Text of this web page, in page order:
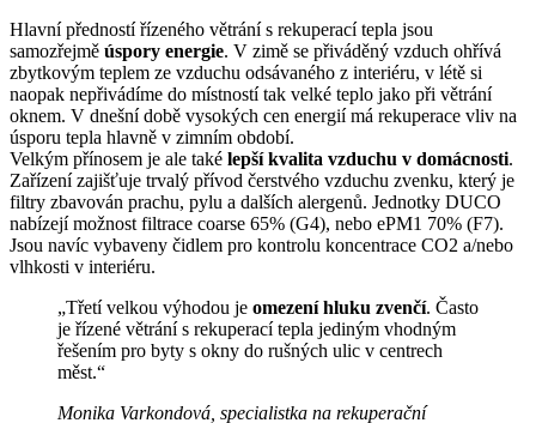
Hlavní předností řízeného větrání s rekuperací tepla jsou
samozřejmě úspory energie. V zimě se přiváděný vzduch ohřívá
zbytkovým teplem ze vzduchu odsávaného z interiéru, v létě si
naopak nepřivádíme do místností tak velké teplo jako při větrání
oknem. V dnešní době vysokých cen energií má rekuperace vliv na
úsporu tepla hlavně v zimním období.
Velkým přínosem je ale také lepší kvalita vzduchu v domácnosti.
Zařízení zajišťuje trvalý přívod čerstvého vzduchu zvenku, který je
filtry zbavován prachu, pylu a dalších alergenů. Jednotky DUCO
nabízejí možnost filtrace coarse 65% (G4), nebo ePM1 70% (F7).
Jsou navíc vybaveny čidlem pro kontrolu koncentrace CO2 a/nebo
vlhkosti v interiéru.
„Třetí velkou výhodou je omezení hluku zvenčí. Často
je řízené větrání s rekuperací tepla jediným vhodným
řešením pro byty s okny do rušných ulic v centrech
měst.“
Monika Varkondová, specialistka na rekuperační